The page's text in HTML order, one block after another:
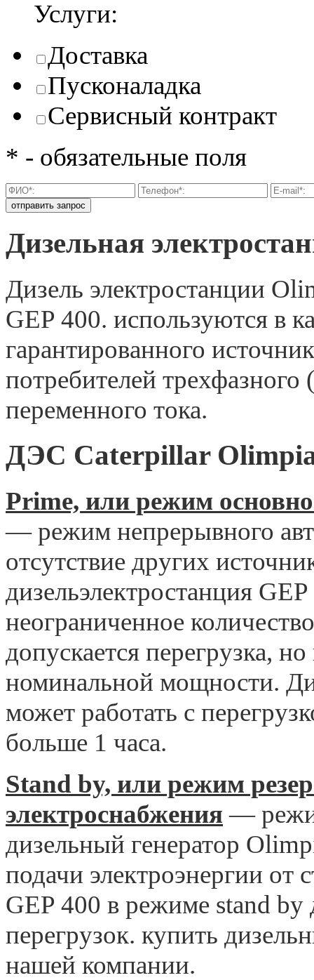
Услуги:
Доставка
Пусконаладка
Сервисный контракт
* - обязательные поля
Дизельная
Дизель электростанции
GEP 400. используются в
гарантированного
потребителей
переменного тока.
ДЭС Caterpillar
Prime, или режим
— режим непрерывного
отсутствие других
дизельэлектростанция
неограниченное
допускается перегрузка,
номинальной мощности.
может работать с
больше 1 часа.
Stand by, или режим
электроснабжения —
дизельный генератор
подачи электроэнергии от
GEP 400 в режиме stand
перегрузок. купить
нашей компании.